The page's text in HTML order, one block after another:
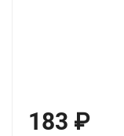
183 ₽